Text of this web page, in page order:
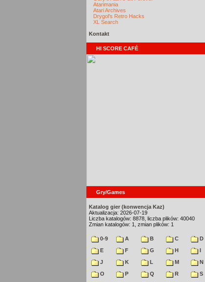
Atarimania
Atari Archives
Drygol's Retro Hacks
XL Search
Kontakt
HI SCORE CAFÉ
Gry/Games
Katalog gier (konwencja Kaz)
Aktualizacja: 2026-07-19
Liczba katalogów: 8878, liczba plików: 40040
Zmian katalogów: 1, zmian plików: 1
0-9 A B C
D
E
F G H
I
J
K L M
N
O
P Q R
S